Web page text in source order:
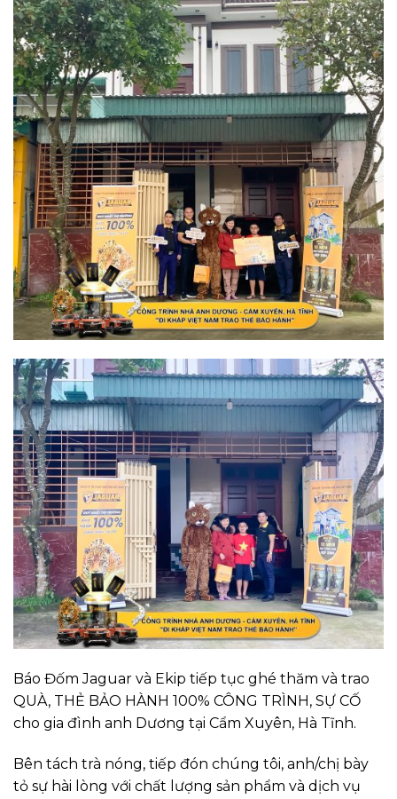
Báo Đốm Jaguar và Ekip tiếp tục ghé thăm và trao
QUÀ, THẺ BẢO HÀNH 100% CÔNG TRÌNH, SỰ CỐ
cho gia đình anh Dương tại Cẩm Xuyên, Hà Tĩnh.
Bên tách trà nóng, tiếp đón chúng tôi, anh/chị bày
tỏ sự hài lòng với chất lượng sản phẩm và dịch vụ